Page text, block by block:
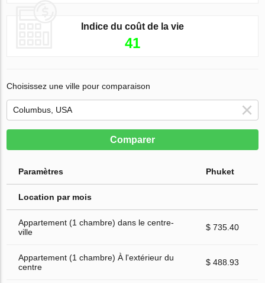
Indice du coût de la vie
41
Choisissez une ville pour comparaison
Comparer
Paramètres Phuket
Location par mois
Appartement (1 chambre) dans le centre-
ville
$ 735.40
Appartement (1 chambre) À l'extérieur du
centre
$ 488.93